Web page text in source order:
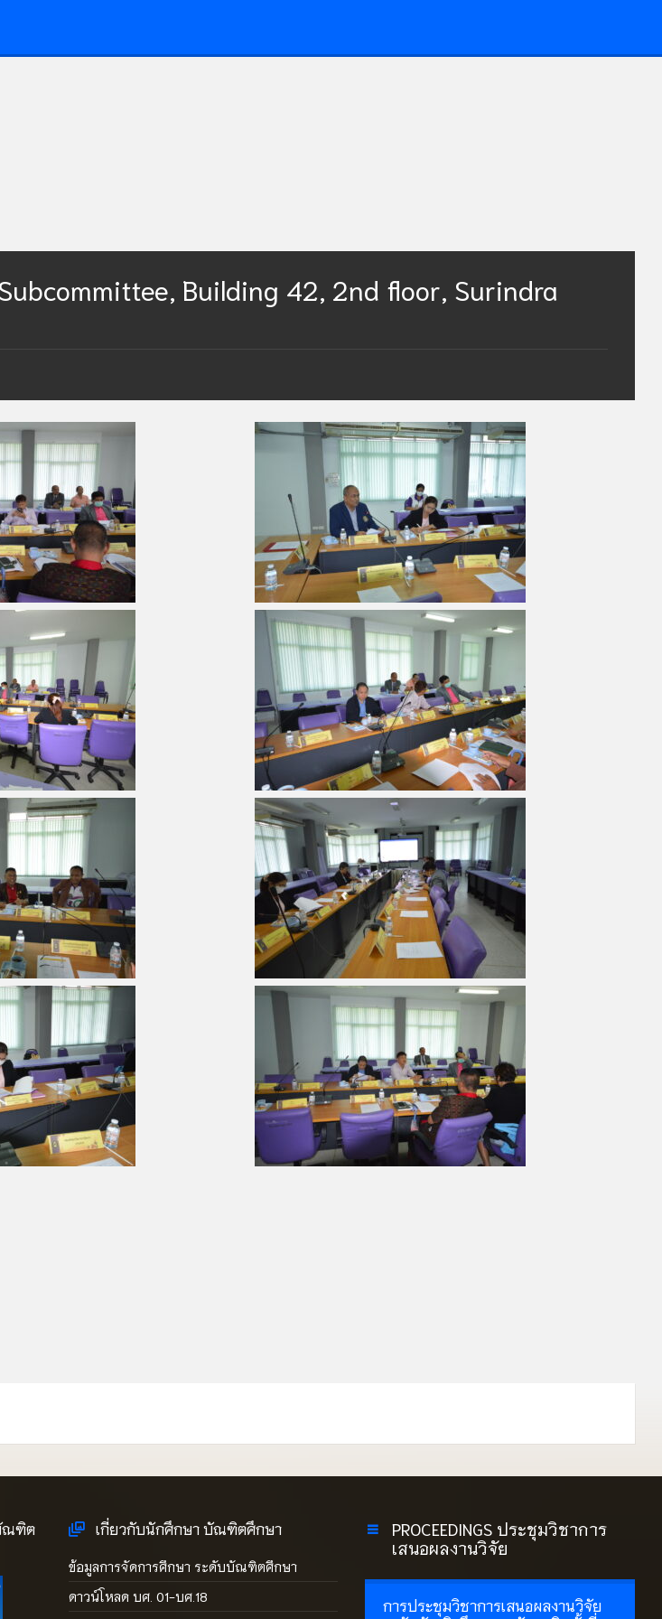
Building 42, 2nd floor, Surindra
ณฑิต
เกี่ยวกับนักศึกษา บัณฑิตศึกษา
ข้อมูลการจัดการศึกษา ระดับบัณฑิตศึกษา
ดาวน์โหลด บศ. 01-บศ.18
PROCEEDINGS ประชุมวิชาการ
เสนอผลงานวิจัย
การประชุมวิชาการเสนอผลงานวิจัย